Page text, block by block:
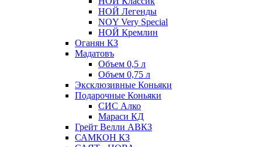
НОЙ Легенды
NOY Very Speсial
НОЙ Кремлин
Оганян КЗ
Мадатовъ
Объем 0,5 л
Объем 0,75 л
Эксклюзивные Коньяки
Подарочные Коньяки
СИС Алко
Мараси КД
Грейт Велли АВКЗ
САМКОН КЗ